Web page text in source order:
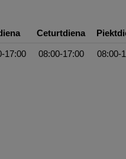
Ceturtdiena
17:00 08:00-17:00 08:00-